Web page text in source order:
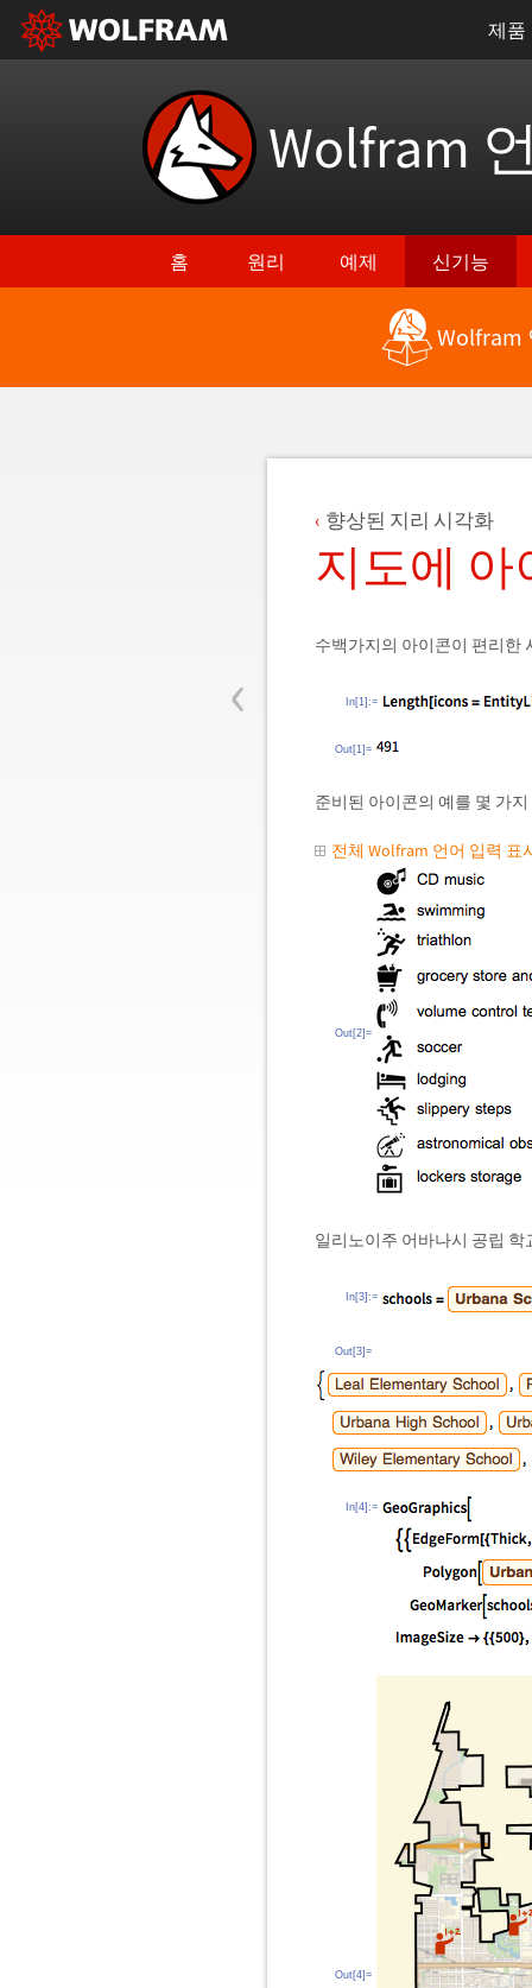
제품
Wolfram
홈 원리 예제 신기능
Wolfram
‹
향상된 지리 시각화
지도에 아
수백가지의 아이콘이 편리한
In[1]:=
Out[1]=
준비된 아이콘의 예를 몇 가
전체 Wolfram 언어 입력 표
Out[2]=
일리노이주 어바나시 공립
In[3]:=
Out[3]=
In[4]:=
Out[4]=